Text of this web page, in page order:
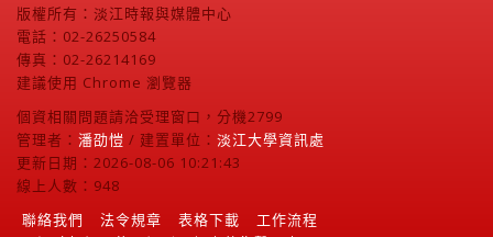
版權所有：淡江時報與媒體中心
電話：02-26250584
傳真：02-26214169
建議使用 Chrome 瀏覽器
個資相關問題請洽受理窗口，分機2799
管理者： 潘劭愷 / 建置單位： 淡江大學資訊處
更新日期：2026-08-06 10:21:43
線上人數：948
聯絡我們
法令規章 表格下載
工作流程